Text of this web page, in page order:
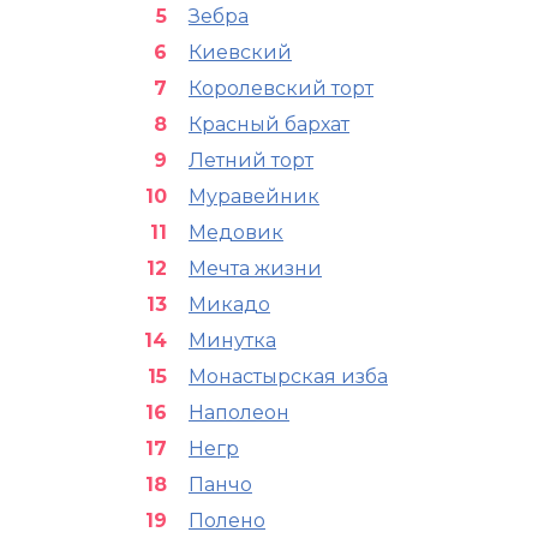
Зебра
Киевский
Королевский торт
Красный бархат
Летний торт
Муравейник
Медовик
Мечта жизни
Микадо
Минутка
Монастырская изба
Наполеон
Негр
Панчо
Полено